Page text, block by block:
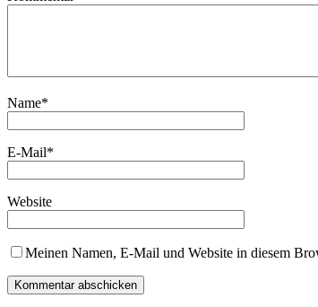
Name*
E-Mail*
Website
Meinen Namen, E-Mail und Website in diesem